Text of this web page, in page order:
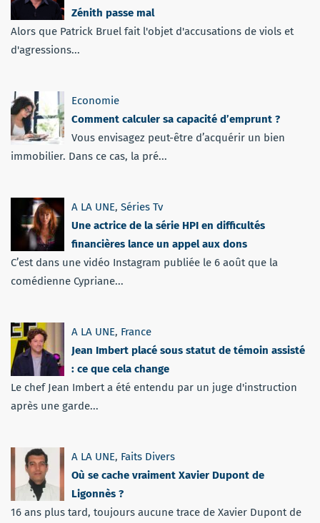
Zénith passe mal
Alors que Patrick Bruel fait l'objet d'accusations de viols et
d'agressions...
Economie
Comment calculer sa capacité d’emprunt ?
Vous envisagez peut-être d’acquérir un bien
immobilier. Dans ce cas, la pré...
A LA UNE, Séries Tv
Une actrice de la série HPI en difficultés
financières lance un appel aux dons
C’est dans une vidéo Instagram publiée le 6 août que la
comédienne Cypriane...
A LA UNE, France
Jean Imbert placé sous statut de témoin assisté
: ce que cela change
Le chef Jean Imbert a été entendu par un juge d'instruction
après une garde...
A LA UNE, Faits Divers
Où se cache vraiment Xavier Dupont de
Ligonnès ?
16 ans plus tard, toujours aucune trace de Xavier Dupont de